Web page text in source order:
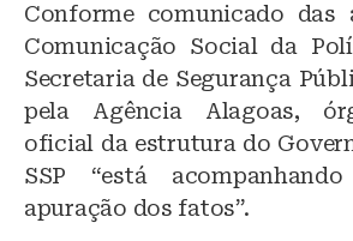
Conforme comunicado das
Comunicação Social da
Secretaria de Segurança
pela Agência Alagoas,
oficial da estrutura do
SSP “está
apuração dos fatos”.